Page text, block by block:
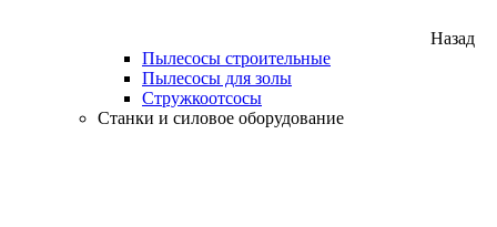
Назад
Пылесосы строительные
Пылесосы для золы
Стружкоотсосы
Станки и силовое оборудование